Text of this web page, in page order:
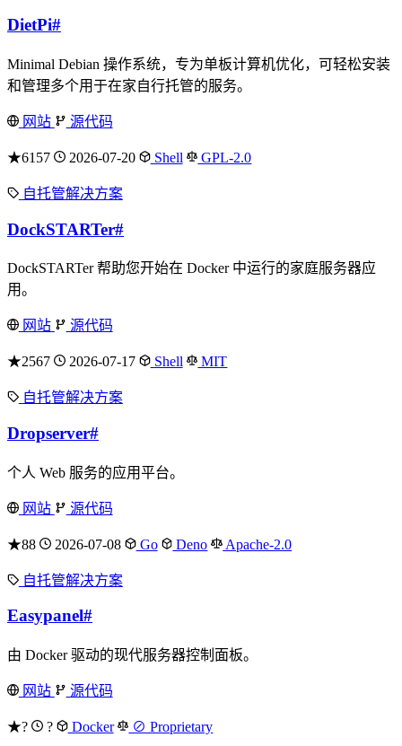
DietPi#
Minimal Debian 操作系统，专为单板计算机优化，可轻松安装
和管理多个用于在家自行托管的服务。
网站 源代码
★6157 2026-07-20 Shell GPL-2.0
自托管解决方案
DockSTARTer#
DockSTARTer 帮助您开始在 Docker 中运行的家庭服务器应
用。
网站 源代码
★2567 2026-07-17 Shell MIT
自托管解决方案
Dropserver#
个人 Web 服务的应用平台。
网站 源代码
★88 2026-07-08 Go Deno Apache-2.0
自托管解决方案
Easypanel#
由 Docker 驱动的现代服务器控制面板。
网站 源代码
★? ? Docker ⊘ Proprietary